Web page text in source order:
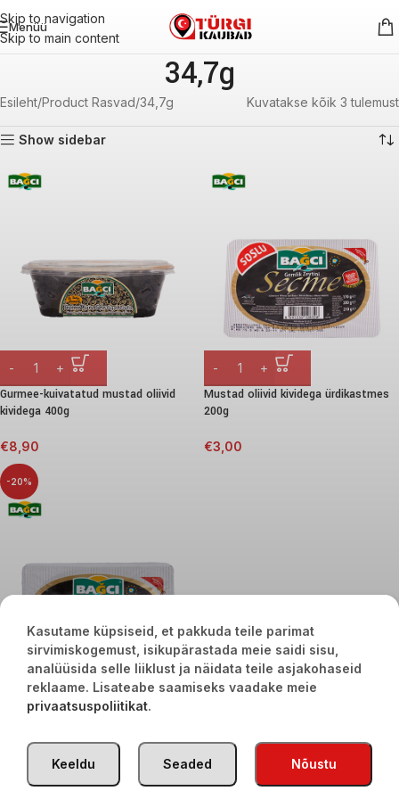
Skip to navigation
Skip to main content
Menüü
34,7g
Esileht Product Rasvad 34,7g Kuvatakse kõik 3 tulemust
Show sidebar
Gurmee-kuivatatud mustad oliivid
kividega 400g
€8,90
Mustad oliivid kividega ürdikastmes
200g
€3,00
-20%
2,40
2020
Kasutame küpsiseid, et pakkuda teile parimat
sirvimiskogemust, isikupärastada meie saidi sisu,
analüüsida selle liiklust ja näidata teile asjakohaseid
reklaame. Lisateabe saamiseks vaadake meie
privaatsuspoliitikat.
Nõustu
Seaded
Keeldu